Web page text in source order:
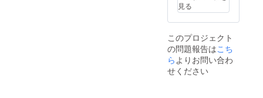
だし、
追加料
金は発
生いた
しませ
ん。 有
効対象
ま
す）。
そし
て、現
在の有
効期限
を３ヶ
定）１
６時～
時 営
業予
定。
（一組
のお菓
子を一
緒に楽
いただ
ける
コー
ヒーブ
レイク
紅茶
のっ抽
験して
いただ
きま
す。 ま
た、ご
見る
このプロジェクト
の問題報告はこち
らよりお問い合わ
せください